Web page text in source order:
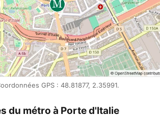
GPS : 48.81877, 2.35991.
du métro à Porte d'Italie